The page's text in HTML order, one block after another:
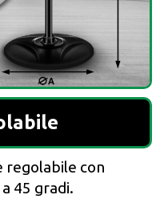
regolabile con
45 gradi.